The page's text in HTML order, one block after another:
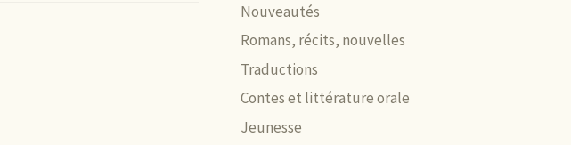
Nouveautés
Romans, récits, nouvelles
Traductions
Contes et littérature orale
Jeunesse